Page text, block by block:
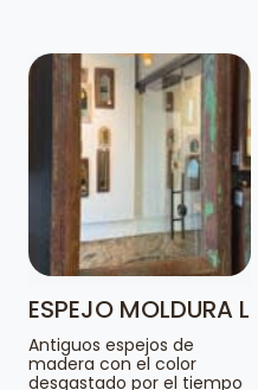
ESPEJO MOLDURA L
Antiguos espejos de
madera con el color
desgastado por el tiempo